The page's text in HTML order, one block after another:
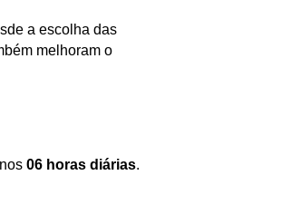
a escolha das
melhoram o
06 horas diárias.